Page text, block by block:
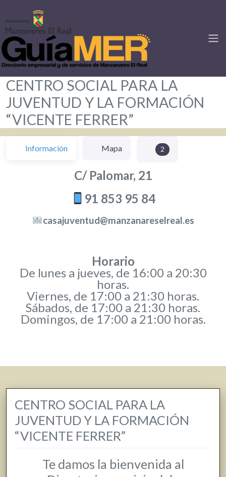
CENTRO SOCIAL PARA LA
JUVENTUD Y LA FORMACIÓN
“VICENTE FERRER”
Información Mapa 2
C/ Palomar, 21
91 853 95 84
casajuventud@manzanareselreal.es
Horario
De lunes a jueves, de 16:00 a 20:30
horas.
Viernes, de 17:00 a 21:30 horas.
Sábados, de 17:00 a 21:30 horas.
Domingos, de 17:00 a 21:00 horas.
CENTRO SOCIAL PARA LA
JUVENTUD Y LA FORMACIÓN
“VICENTE FERRER”
Te damos la bienvenida al